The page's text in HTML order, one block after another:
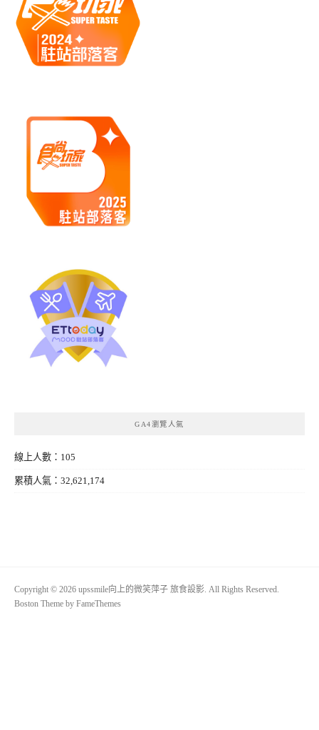
GA4瀏覽人氣
線上人數：105
累積人氣：32,621,174
Copyright © 2026 upssmile向上的微笑萍子 旅食設影. All Rights Reserved.
Boston Theme by FameThemes